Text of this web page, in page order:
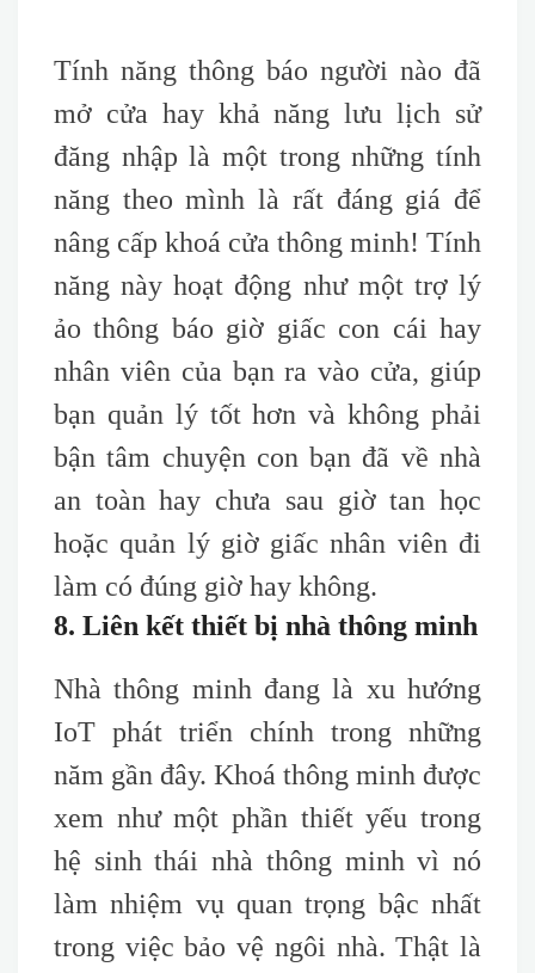
Tính năng thông báo người nào đã
mở cửa hay khả năng lưu lịch sử
đăng nhập là một trong những tính
năng theo mình là rất đáng giá để
nâng cấp khoá cửa thông minh! Tính
năng này hoạt động như một trợ lý
ảo thông báo giờ giấc con cái hay
nhân viên của bạn ra vào cửa, giúp
bạn quản lý tốt hơn và không phải
bận tâm chuyện con bạn đã về nhà
an toàn hay chưa sau giờ tan học
hoặc quản lý giờ giấc nhân viên đi
làm có đúng giờ hay không.
8. Liên kết thiết bị nhà thông minh
Nhà thông minh đang là xu hướng
IoT phát triển chính trong những
năm gần đây. Khoá thông minh được
xem như một phần thiết yếu trong
hệ sinh thái nhà thông minh vì nó
làm nhiệm vụ quan trọng bậc nhất
trong việc bảo vệ ngôi nhà. Thật là